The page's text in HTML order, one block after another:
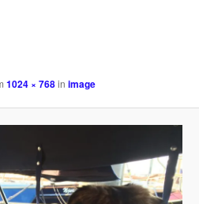
1024 × 768inimage